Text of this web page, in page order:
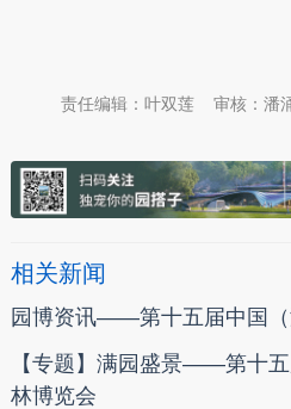
审核：潘
责任编辑：叶双莲
相关新闻
园博资讯——第十五届中国（
【专题】满园盛景——第十
林博览会